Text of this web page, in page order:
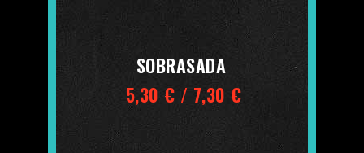
SOBRASADA
5,30 € / 7,30 €